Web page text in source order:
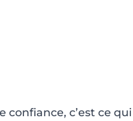
c’est ce